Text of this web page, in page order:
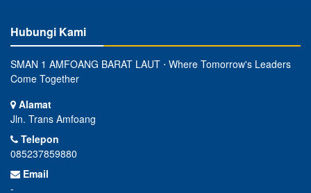
Hubungi Kami
SMAN 1 AMFOANG BARAT LAUT ⋅ Where Tomorrow's Leaders
Come Together
Alamat
Jln. Trans Amfoang
Telepon
085237859880
Email
-